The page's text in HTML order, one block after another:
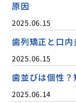
原因
2025.06.15
歯列矯正と口
2025.06.15
歯並びは個性
2025.06.14